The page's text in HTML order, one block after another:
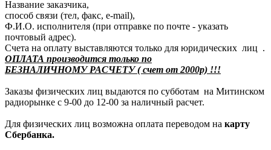
Название заказчика,
способ связи (тел, факс, e-mail),
Ф.И.О. исполнителя (при отправке по почте - указать
почтовый адрес).
Счета на оплату выставляются только для юридических лиц .
ОПЛАТА производится только по
БЕЗНАЛИЧНОМУ РАСЧЕТУ ( счет от 2000р) !!!
Заказы физических лиц выдаются по субботам на Митинском
радиорынке с 9-00 до 12-00 за наличный расчет.
Для физических лиц возможна оплата переводом на карту
Сбербанка.